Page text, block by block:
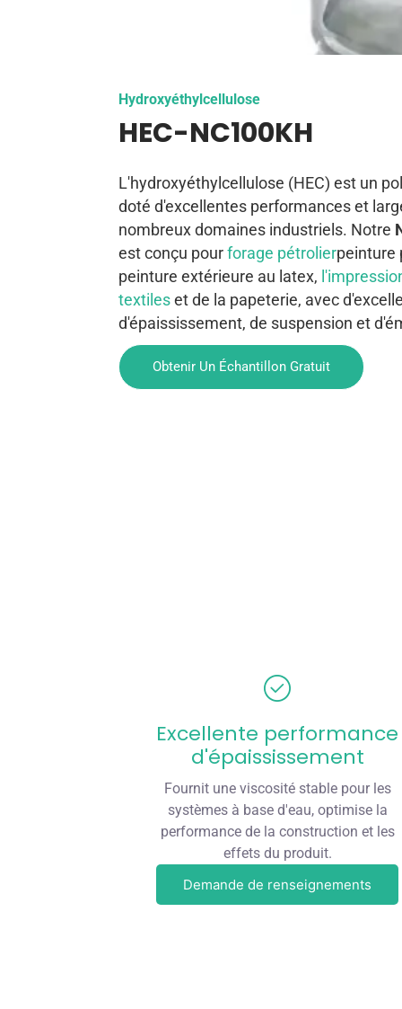
Hydroxyéthylcellulose
HEC-NC100KH
L'hydroxyéthylcellulose (HEC) est un
doté d'excellentes performances et
nombreux domaines industriels. Notre
est conçu pourforage pétrolierpeinture
peinture extérieure au latex,
textileset de la papeterie, avec
d'épaississement, de suspension et
Obtenir Un Échantillon Gratuit
Excellente performance
d'épaississement
Fournit une viscosité stable pour les
systèmes à base d'eau, optimise la
performance de la construction et les
effets du produit.
Demande de renseignements